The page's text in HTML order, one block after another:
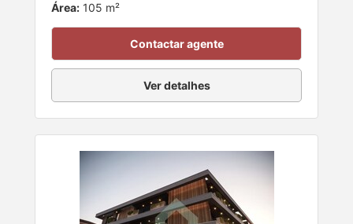
Área: 105 m²
Contactar agente
Ver detalhes